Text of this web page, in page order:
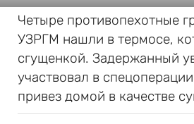
Четыре противопехотные
УЗРГМ нашли в термосе,
сгущенкой. Задержанный
участвовал в
привез домой в качестве